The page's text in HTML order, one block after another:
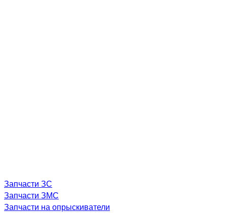
Запчасти ЗС
Запчасти ЗМС
Запчасти на опрыскиватели